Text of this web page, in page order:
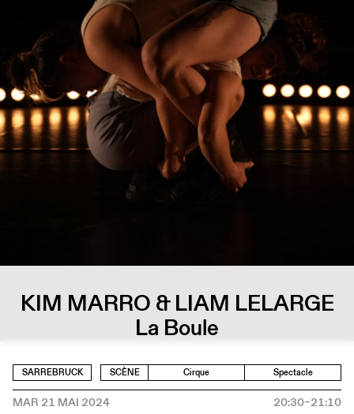
KIM MARRO & LIAM LELARGE
La Boule
SARREBRUCK SCÈNE Cirque Spectacle
MAR 21 MAI 2024
20:30–21:10